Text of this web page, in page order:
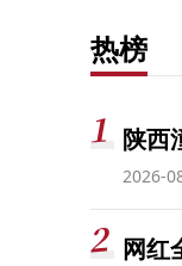
热榜
陕西
2026-
网红